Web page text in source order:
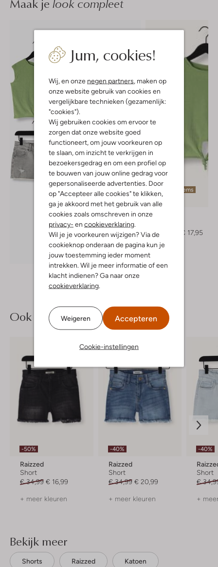
Jum, cookies!
Wij, en onze negen partners, maken op
onze website gebruik van cookies en
vergelijkbare technieken (gezamenlijk:
"cookies").
Wij gebruiken cookies om ervoor te
zorgen dat onze website goed
functioneert, om jouw voorkeuren op
te slaan, om inzicht te verkrijgen in
bezoekersgedrag en om een profiel op
te bouwen van jouw online gedrag voor
gepersonaliseerde advertenties. Door
op "Accepteer alle cookies" te klikken,
ga je akkoord met het gebruik van alle
cookies zoals omschreven in onze
privacy- en cookieverklaring.
Wil je je voorkeuren wijzigen? Via de
cookieknop onderaan de pagina kun je
jouw toestemming ieder moment
intrekken. Wil je meer informatie of een
klacht indienen? Ga naar onze
cookieverklaring.
Weigeren Accepteren
Cookie-instellingen
Maak je look compleet
Ontdek de look
Laatste items
-40%
€ 29,95
€ 17,95
Ook iets voor jou?
-50%
Raizzed
Short
€ 34,99 € 16,99
+ meer kleuren
-40%
Raizzed
Short
€ 34,99 € 20,99
+ meer kleuren
-40%
Short
€
+
Bekijk meer
Shorts Raizzed Katoen